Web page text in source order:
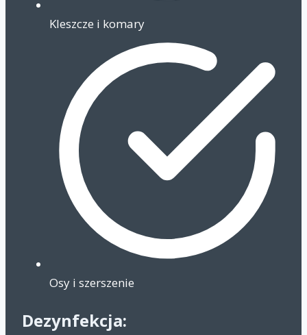
Kleszcze i komary
Osy i szerszenie
Dezynfekcja: